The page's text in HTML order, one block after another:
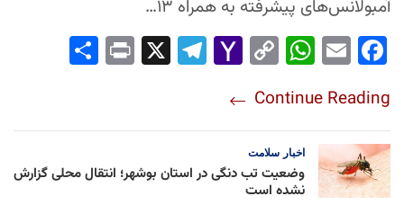
آمبولانس‌های پیشرفته به همراه ۱۳…
Fac
ok
Em
Wh
Ap
p
Co
Lin
k
Yah
l
Tel
Pri
Continue Reading
اخبار سلامت
وضعیت تب دنگی در استان بوشهر؛ انتقال محلی گزارش
نشده است